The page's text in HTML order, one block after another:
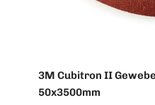
Schruppscheiben
Schleifgitter
3M Cubitron II
50x3500mm